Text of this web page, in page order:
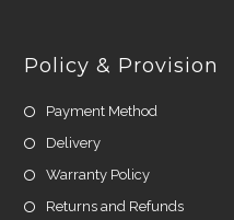
Policy & Provision
Payment Method
Delivery
Warranty Policy
Returns and Refunds